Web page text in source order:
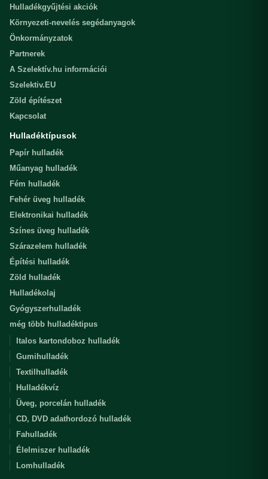
Hulladékgyűjtési akciók
Környezeti-nevelés segédanyagok
Önkormányzatok
Partnerek
A Szelektív.hu információi
Szelektiv.EU
Zöld építészet
Kapcsolat
Hulladéktípusok
Papír hulladék
Műanyag hulladék
Fém hulladék
Fehér üveg hulladék
Elektronikai hulladék
Színes üveg hulladék
Szárazelem hulladék
Építési hulladék
Zöld hulladék
Hulladékolaj
Gyógyszerhulladék
még több hulladéktipus
Italos kartondoboz hulladék
Gumihulladék
Textilhulladék
Hulladékvíz
Üveg, porcelán hulladék
CD, DVD adathordozó hulladék
Fahulladék
Élelmiszer hulladék
Lomhulladék